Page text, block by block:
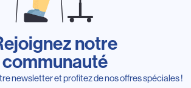
notre
communauté
newsletter et profitez de nos offres spéciales !